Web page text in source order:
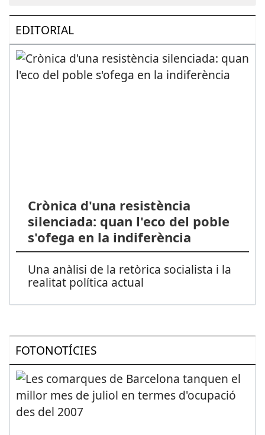
EDITORIAL
Crònica d'una resistència
silenciada: quan l'eco del poble
s'ofega en la indiferència
Una anàlisi de la retòrica socialista i la
realitat política actual
FOTONOTÍCIES